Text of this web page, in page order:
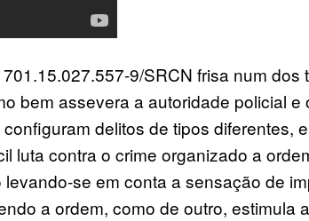
9/SRCN frisa num dos
bem assevera a autoridade policial e
delitos de tipos diferentes,
luta contra o crime organizado a
se em conta a sensação de
a ordem, como de outro, estimula